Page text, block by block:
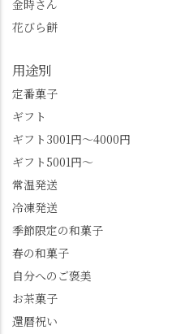
この中で気になったも
すめ品ばかりです。よ
かったらぜひこの機会
北川🍡 住所 長岡京市う
ぐいす台1-3 TEL 075-
954-0400 営業時間 10:00
@mizuha_kitagawa #セン
ス長岡京 #SENSE長岡
京公式アンバサダー #み
ずは北川 私のアカウン
グルメをメインに発
信。お店選びの参考な
金時さん
花びら餅
用途別
定番菓子
ギフト
ギフト3001円～4000円
ギフト5001円～
常温発送
冷凍発送
季節限定の和菓子
春の和菓子
自分へのご褒美
お茶菓子
還暦祝い